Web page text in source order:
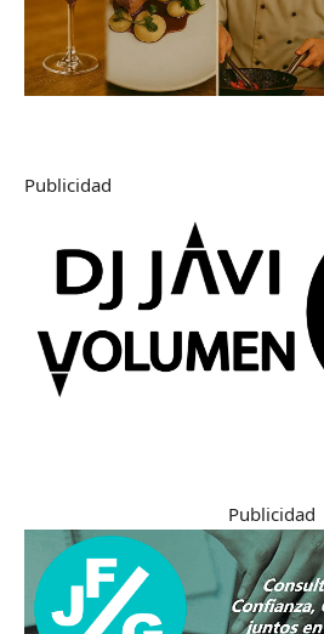
Publicidad
Publicidad